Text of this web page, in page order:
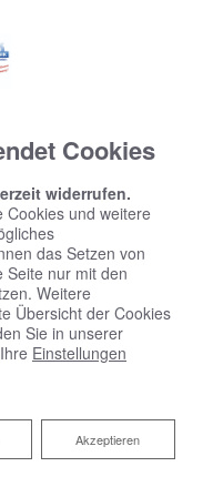
Cookies
widerrufen.
Cookies und weitere
das Setzen von
Seite nur mit den
Weitere
Übersicht der Cookies
Sie in unserer
Einstellungen
Akzeptieren